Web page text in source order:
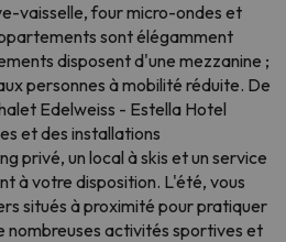
vaisselle, four micro-ondes et
sont élégamment
disposent d'une mezzanine ;
personnes à mobilité réduite. De
Edelweiss - Estella Hotel
et des installations
privé, un local à skis et un service
à votre disposition. L'été, vous
situés à proximité pour pratiquer
nombreuses activités sportives et